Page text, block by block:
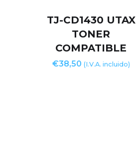
TJ-CD1430 UTAX
TONER
COMPATIBLE
€38,50 (I.V.A. incluido)